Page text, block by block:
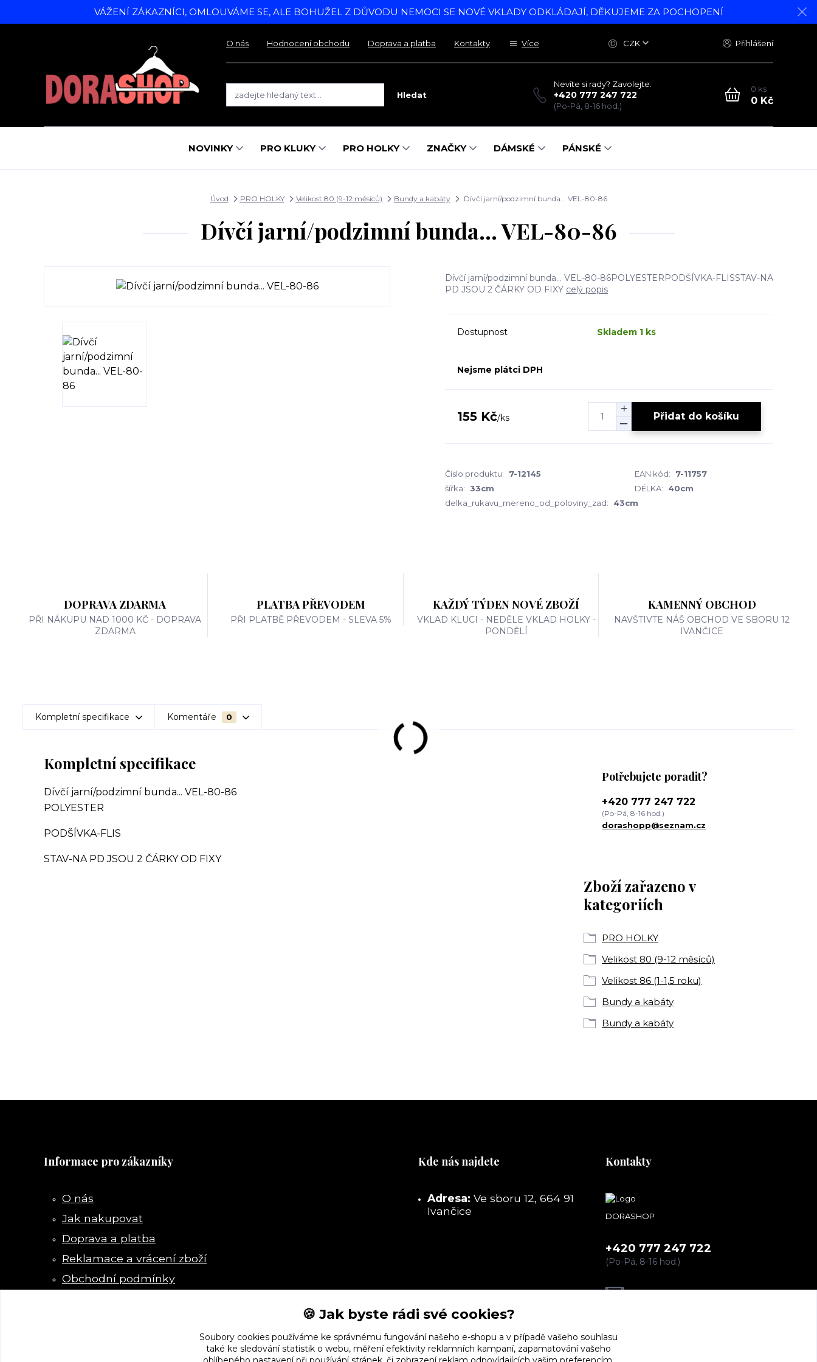
VÁŽENÍ ZÁKAZNÍCI, OMLOUVÁME SE, ALE BOHUŽEL Z DŮVODU NEMOCI SE NOVÉ VKLADY ODKLÁDAJÍ, DĚKUJEME ZA POCHOPENÍ
O nás Hodnocení obchodu Doprava a platba Kontakty Více CZK Přihlášení
Hledat
Nevíte si rady? Zavolejte.
+420 777 247 722
(Po-Pá, 8-16 hod.)
0 ks
0 Kč
NOVINKY PRO KLUKY PRO HOLKY ZNAČKY DÁMSKÉ PÁNSKÉ
Úvod PRO HOLKY Velikost 80 (9-12 měsíců) Bundy a kabáty Dívčí jarní/podzimní bunda... VEL-80-86
Dívčí jarní/podzimní bunda... VEL-80-86
Dívčí jarní/podzimní bunda... VEL-80-86POLYESTERPODŠÍVKA-FLISSTAV-NA
PD JSOU 2 ČÁRKY OD FIXY celý popis
Dostupnost Skladem 1 ks
Nejsme plátci DPH
155 Kč/ks Přidat do košíku
Číslo produktu: 7-12145 EAN kód:
7-11757
šířka: 33cm DÉLKA:
40cm
delka_rukavu_mereno_od_poloviny_zad:
43cm
DOPRAVA ZDARMA
PŘI NÁKUPU NAD 1000 KČ - DOPRAVA
ZDARMA
PLATBA PŘEVODEM
PŘI PLATBĚ PŘEVODEM - SLEVA 5%
KAŽDÝ TÝDEN NOVÉ ZBOŽÍ
VKLAD KLUCI - NEDĚLE VKLAD HOLKY -
PONDĚLÍ
KAMENNÝ OBCHOD
NAVŠTIVTE NÁŠ OBCHOD VE SBORU 12
IVANČICE
Kompletní specifikace Komentáře 0
Kompletní specifikace
Dívčí jarní/podzimní bunda... VEL-80-86
POLYESTER
PODŠÍVKA-FLIS
STAV-NA PD JSOU 2 ČÁRKY OD FIXY
Zboží zařazeno v
kategoriích
PRO HOLKY
Velikost 80 (9-12 měsíců)
Velikost 86 (1-1,5 roku)
Bundy a kabáty
Bundy a kabáty
Potřebujete poradit?
+420 777 247 722
(Po-Pá, 8-16 hod.)
dorashopp@seznam.cz
Informace pro zákazníky
O nás
Jak nakupovat
Doprava a platba
Reklamace a vrácení zboží
Obchodní podmínky
Kde nás najdete
Adresa: Ve sboru 12, 664 91
Ivančice
Kontakty
DORASHOP
+420 777 247 722
(Po-Pá, 8-16 hod.)
dorashopp@seznam.cz
🍪 Jak byste rádi své cookies?
Soubory cookies používáme ke správnému fungování našeho e-shopu a v případě vašeho souhlasu
také ke sledování statistik o webu, měření efektivity reklamních kampaní, zapamatování vašeho